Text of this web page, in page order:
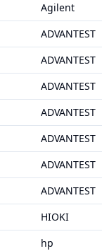
Agilent
ADVANTEST
ADVANTEST
ADVANTEST
ADVANTEST
ADVANTEST
ADVANTEST
ADVANTEST
HIOKI
hp